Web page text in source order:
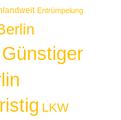
Entrümpelung
Günstiger
LKW